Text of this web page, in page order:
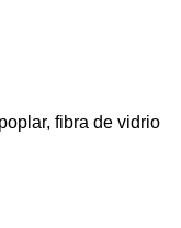
fibra de vidrio